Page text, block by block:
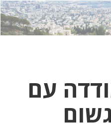
לחץ
כאן
לחץ
כדי
עם